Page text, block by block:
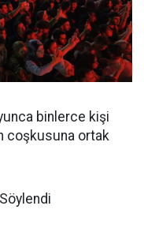
binlerce kişi
coşkusuna ortak